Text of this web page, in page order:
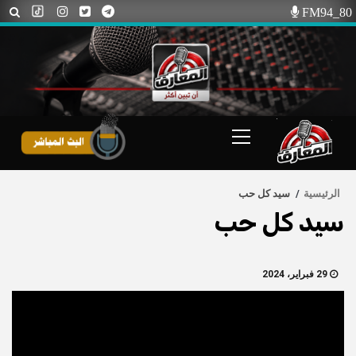
Skip
to
content
FM94_80
Menu
الرئيسية سيد كل حب
سيد كل حب